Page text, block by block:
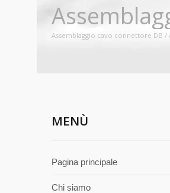
Assemblaggio cavo connettore DB
MENÙ
Pagina principale
Chi siamo